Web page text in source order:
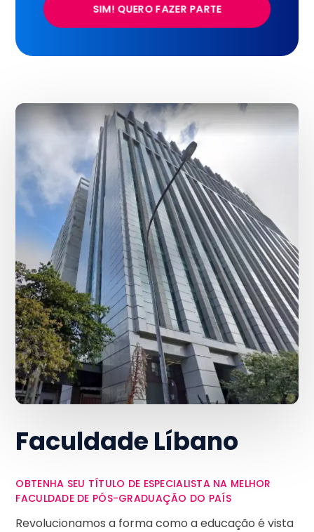
SIM! QUERO FAZER PARTE
Faculdade Líbano
OBTENHA SEU TÍTULO DE ESPECIALISTA NA MELHOR
FACULDADE DE PÓS-GRADUAÇÃO DO PAÍS
Revolucionamos a forma como a educação é vista